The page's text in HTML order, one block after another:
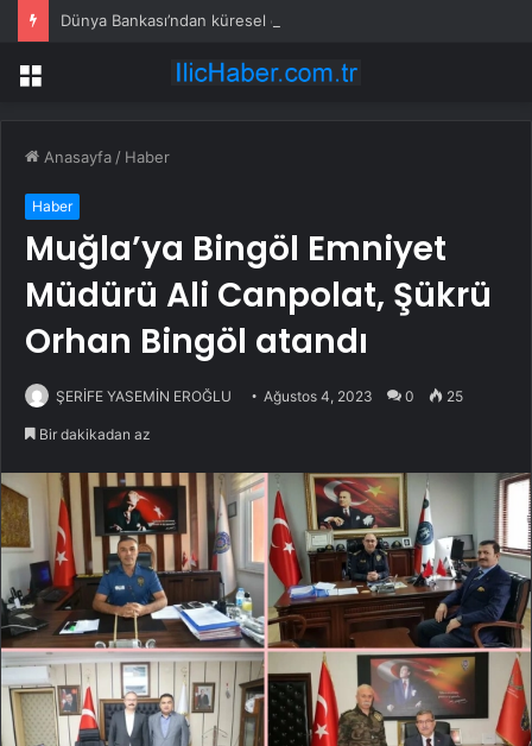
Dünya Bankası’ndan küresel ekonomik kriz uyarısı
Menü
Anasayfa / Haber
Haber
Muğla’ya Bingöl Emniyet
Müdürü Ali Canpolat, Şükrü
Orhan Bingöl atandı
ŞERİFE YASEMİN EROĞLU Ağustos 4, 2023 0 25
Bir dakikadan az